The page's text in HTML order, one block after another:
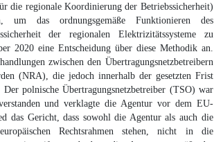
die regionale Koordinierung der Betriebssicherheit)
um das ordnungsgemäße Funktionieren des
der regionalen Elektrizitätssysteme zu
2020 eine Entscheidung über diese Methodik an.
zwischen den Übertragungsnetzbetreibern
(NRA), die jedoch innerhalb der gesetzten Frist
polnische Übertragungsnetzbetreiber (TSO) war
und verklagte die Agentur vor dem EU-
das Gericht, dass sowohl die Agentur als auch die
Rechtsrahmen stehen, nicht in die